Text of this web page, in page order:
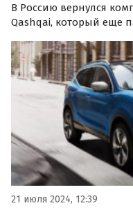
В Россию вернулся
Qashqai, который еще
россиян.
21 июля 2024, 12:39